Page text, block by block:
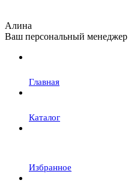
Алина
Ваш персональный менеджер
Главная
Каталог
Избранное